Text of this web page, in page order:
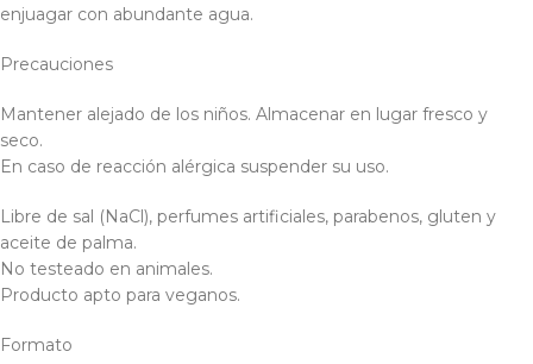
enjuagar con abundante agua.
Precauciones
Mantener alejado de los niños. Almacenar en lugar fresco y
seco.
En caso de reacción alérgica suspender su uso.
Libre de sal (NaCl), perfumes artificiales, parabenos, gluten y
aceite de palma.
No testeado en animales.
Producto apto para veganos.
Formato